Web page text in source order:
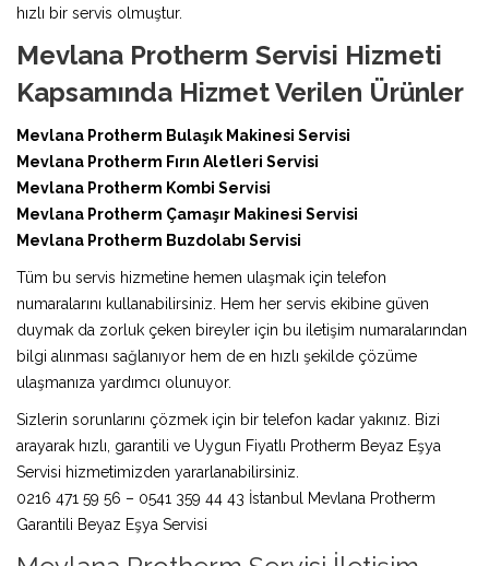
hızlı bir servis olmuştur.
Mevlana Protherm Servisi Hizmeti
Kapsamında Hizmet Verilen Ürünler
Mevlana Protherm Bulaşık Makinesi Servisi
Mevlana Protherm Fırın Aletleri Servisi
Mevlana Protherm Kombi Servisi
Mevlana Protherm Çamaşır Makinesi Servisi
Mevlana Protherm Buzdolabı Servisi
Tüm bu servis hizmetine hemen ulaşmak için telefon
numaralarını kullanabilirsiniz. Hem her servis ekibine güven
duymak da zorluk çeken bireyler için bu iletişim numaralarından
bilgi alınması sağlanıyor hem de en hızlı şekilde çözüme
ulaşmanıza yardımcı olunuyor.
Sizlerin sorunlarını çözmek için bir telefon kadar yakınız. Bizi
arayarak hızlı, garantili ve Uygun Fiyatlı Protherm Beyaz Eşya
Servisi hizmetimizden yararlanabilirsiniz.
0216 471 59 56 – 0541 359 44 43 İstanbul Mevlana Protherm
Garantili Beyaz Eşya Servisi